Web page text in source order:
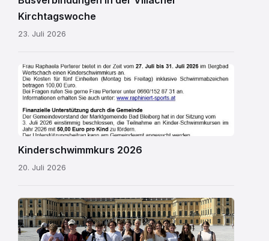
Kirchtagswoche
23. Juli 2026
Schwimmkurs
2026.jpg
Kinderschwimmkurs 2026
20. Juli 2026
MS
Nötsch
Wien